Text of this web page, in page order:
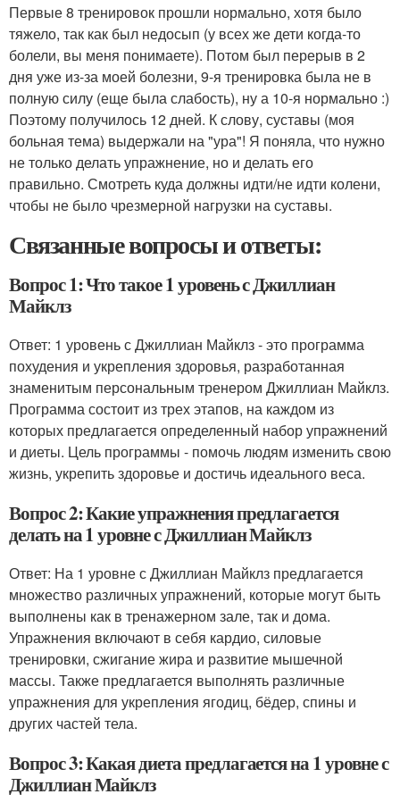
Первые 8 тренировок прошли нормально, хотя было
тяжело, так как был недосып (у всех же дети когда-то
болели, вы меня понимаете). Потом был перерыв в 2
дня уже из-за моей болезни, 9-я тренировка была не в
полную силу (еще была слабость), ну а 10-я нормально :)
Поэтому получилось 12 дней. К слову, суставы (моя
больная тема) выдержали на "ура"! Я поняла, что нужно
не только делать упражнение, но и делать его
правильно. Смотреть куда должны идти/не идти колени,
чтобы не было чрезмерной нагрузки на суставы.
Связанные вопросы и ответы:
Вопрос 1: Что такое 1 уровень с Джиллиан
Майклз
Ответ: 1 уровень с Джиллиан Майклз - это программа
похудения и укрепления здоровья, разработанная
знаменитым персональным тренером Джиллиан Майклз.
Программа состоит из трех этапов, на каждом из
которых предлагается определенный набор упражнений
и диеты. Цель программы - помочь людям изменить свою
жизнь, укрепить здоровье и достичь идеального веса.
Вопрос 2: Какие упражнения предлагается
делать на 1 уровне с Джиллиан Майклз
Ответ: На 1 уровне с Джиллиан Майклз предлагается
множество различных упражнений, которые могут быть
выполнены как в тренажерном зале, так и дома.
Упражнения включают в себя кардио, силовые
тренировки, сжигание жира и развитие мышечной
массы. Также предлагается выполнять различные
упражнения для укрепления ягодиц, бёдер, спины и
других частей тела.
Вопрос 3: Какая диета предлагается на 1 уровне с
Джиллиан Майклз